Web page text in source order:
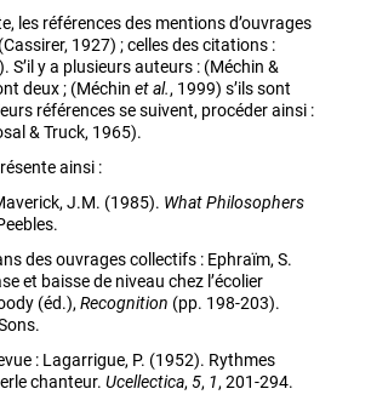
les références des mentions d’ouvrages
1927) ; celles des citations :
S’il y a plusieurs auteurs : (Méchin &
deux ; (Méchin et al., 1999) s’ils sont
références se suivent, procéder ainsi :
& Truck, 1965).
ainsi :
J.M. (1985). What Philosophers
des ouvrages collectifs : Ephraïm, S.
et baisse de niveau chez l’écolier
(éd.), Recognition (pp. 198-203).
: Lagarrigue, P. (1952). Rythmes
chanteur. Ucellectica, 5, 1, 201-294.